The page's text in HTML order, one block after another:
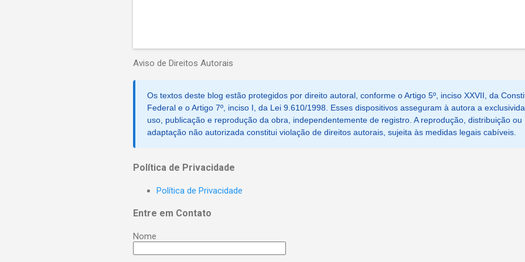
Aviso de Direitos Autorais
Os textos deste blog estão protegidos por direito autoral, conforme o Artigo 5º, inciso XXVII, da
Federal e o Artigo 7º, inciso I, da Lei 9.610/1998. Esses dispositivos asseguram à autora a
uso, publicação e reprodução da obra, independentemente de registro. A reprodução, distribuição ou
adaptação não autorizada constitui violação de direitos autorais, sujeita às medidas legais cabíveis.
Política de Privacidade
Política de Privacidade
Entre em Contato
Nome